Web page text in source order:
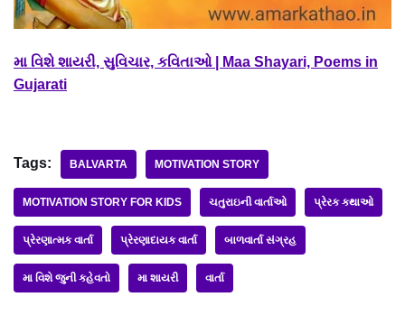
મા વિશે શાયરી, સુવિચાર, કવિતાઓ | Maa Shayari, Poems in
Gujarati
Tags: BALVARTA MOTIVATION STORY
MOTIVATION STORY FOR KIDS ચતુરાઇની વાર્તાઓ પ્રેરક કથાઓ
પ્રેરણાત્મક વાર્તા પ્રેરણાદાયક વાર્તા બાળવાર્તા સંગ્રહ
મા વિશે જુની કહેવતો મા શાયરી વાર્તા